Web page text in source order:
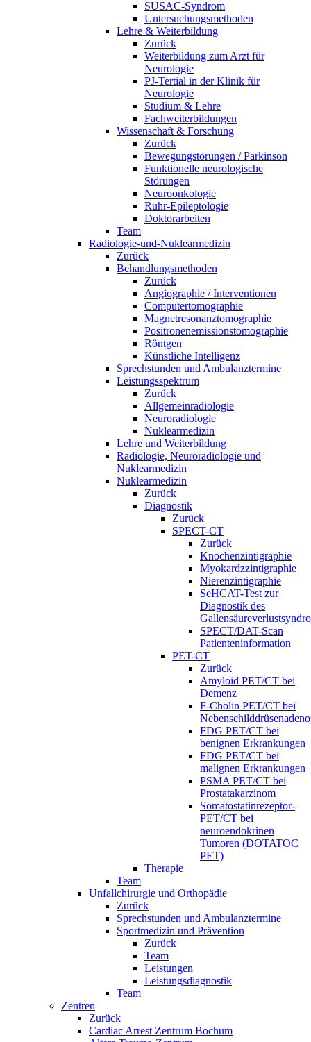
SUSAC-Syndrom
Untersuchungsmethoden
Lehre & Weiterbildung
Zurück
Weiterbildung zum Arzt für
Neurologie
PJ-Tertial in der Klinik für
Neurologie
Studium & Lehre
Fachweiterbildungen
Wissenschaft & Forschung
Zurück
Bewegungstörungen / Parkinson
Funktionelle neurologische
Störungen
Neuroonkologie
Ruhr-Epileptologie
Doktorarbeiten
Team
Radiologie-und-Nuklearmedizin
Zurück
Behandlungsmethoden
Zurück
Angiographie / Interventionen
Computertomographie
Magnetresonanztomographie
Positronenemissionstomographie
Röntgen
Künstliche Intelligenz
Sprechstunden und Ambulanztermine
Leistungsspektrum
Zurück
Allgemeinradiologie
Neuroradiologie
Nuklearmedizin
Lehre und Weiterbildung
Radiologie, Neuroradiologie und
Nuklearmedizin
Nuklearmedizin
Zurück
Diagnostik
Zurück
SPECT-CT
Zurück
Knochenzintigraphie
Myokardzzintigraphie
Nierenzintigraphie
SeHCAT-Test zur
Diagnostik des
SPECT/DAT-Scan
Patienteninformation
PET-CT
Zurück
Amyloid PET/CT bei
Demenz
F-Cholin PET/CT bei
FDG PET/CT bei
benignen Erkrankungen
FDG PET/CT bei
malignen Erkrankungen
PSMA PET/CT bei
Prostatakarzinom
Somatostatinrezeptor-
PET/CT bei
neuroendokrinen
Tumoren (DOTATOC
PET)
Therapie
Team
Unfallchirurgie und Orthopädie
Zurück
Sprechstunden und Ambulanztermine
Sportmedizin und Prävention
Zurück
Team
Leistungen
Leistungsdiagnostik
Team
Zentren
Zurück
Cardiac Arrest Zentrum Bochum